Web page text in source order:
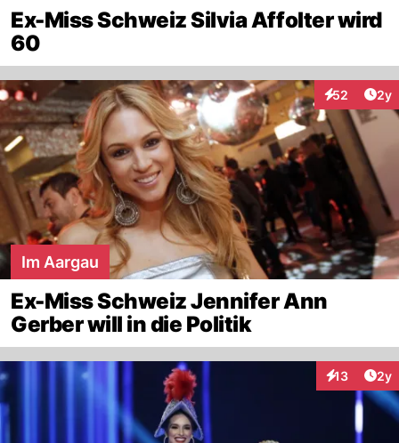
Ex-Miss Schweiz Silvia Affolter wird
60
52
Interaktionen
2y
Im Aargau
Ex-Miss Schweiz Jennifer Ann
Gerber will in die Politik
13 2y